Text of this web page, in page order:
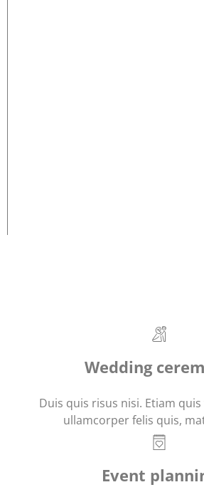
Wedding
Duis quis risus nisi. Etiam
ullamcorper felis quis,
Event